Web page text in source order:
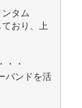
タム
おり、上
・・
バンドを活